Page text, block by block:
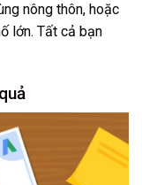
nông thôn, hoặc
lớn. Tất cả bạn